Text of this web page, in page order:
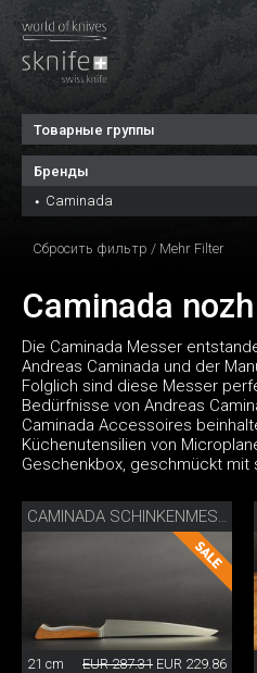
Товарные группы
Бренды
Caminada
Сбросить фильтр / Mehr Filter
Caminada nozh
Die Caminada Messer
Andreas Caminada und der
Folglich sind diese Messer
Bedürfnisse von Andreas
Caminada Accessoires
Küchenutensilien von
Geschenkbox, geschmückt mit
CAMINADA SCHINKENMESSER MIT HOLZSCHEIDE
21 cm EUR 287.31 EUR 229.86